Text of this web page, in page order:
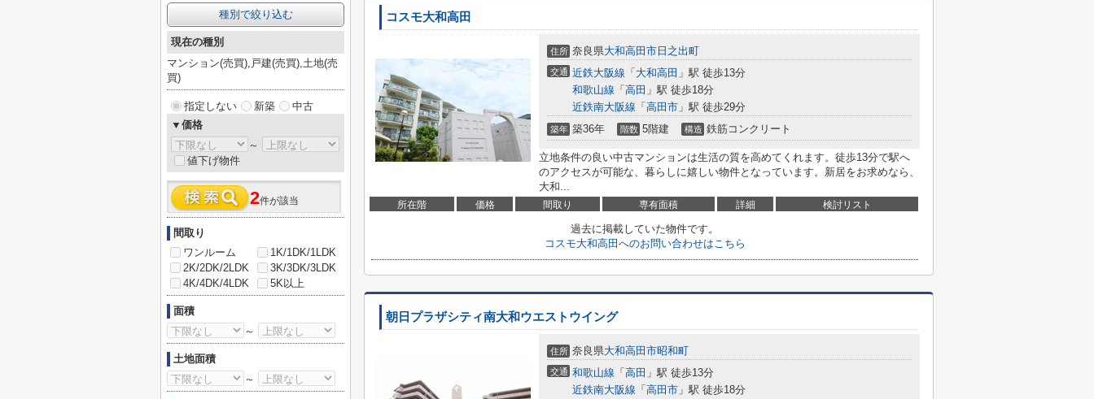
コスモ大和高田
住所 奈良県大和高田市 日之出町
交通 近鉄大阪線 「 大和高田 」駅 徒歩13分
和歌山線 「 高田 」駅 徒歩18分
近鉄南大阪線 「 高田市 」駅 徒歩29分
築年 築36年 階数 5階建 構造 鉄筋コンクリート
立地条件の良い中古マンションは生活の質を高めてくれます。徒歩13分で駅へ
のアクセスが可能な、暮らしに嬉しい物件となっています。新居をお求めなら、
大和...
所在階 価格 間取り 専有面積 詳細 検討リスト
過去に掲載していた物件です。
コスモ大和高田へのお問い合わせはこちら
朝日プラザシティ南大和ウエストウイング
住所 奈良県大和高田市昭和町
交通 和歌山線 「 高田 」駅 徒歩13分
近鉄南大阪線 「 高田市 」駅 徒歩18分
種別で絞り込む
現在の種別
マンション(売買),戸建(売買),土地(売
買)
指定しない 新築
中古
▼価格
～
値下げ物件
2件が該当
間取り
ワンルーム
1K/1DK/1LDK
2K/2DK/2LDK
3K/3DK/3LDK
4K/4DK/4LDK
5K以上
面積
～
土地面積
～